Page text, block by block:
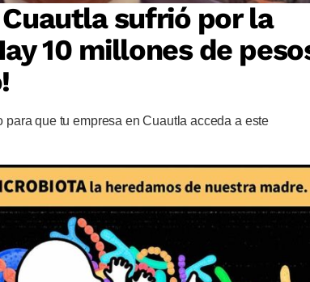
sufrió por la
10 millones de
que tu empresa en Cuautla acceda a este